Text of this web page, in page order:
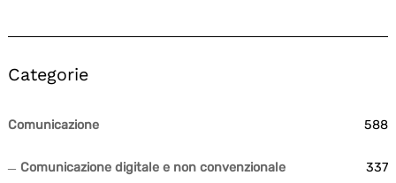
Categorie
Comunicazione 588
Comunicazione digitale e non convenzionale 337